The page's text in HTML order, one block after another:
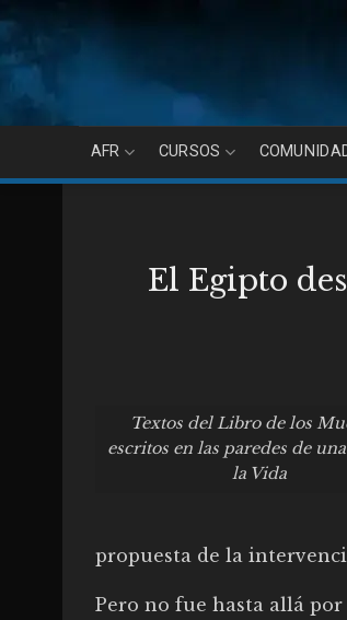
content
AFR CURSOS
El Egipto
Textos del Libro de los
escritos en las paredes de
la Vida
propuesta de la
Pero no fue hasta allá